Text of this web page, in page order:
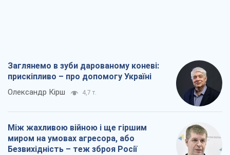
Заглянемо в зуби дарованому коневі:
прискіпливо – про допомогу Україні
Олександр Кірш 4,7 т.
Між жахливою війною і ще гіршим
миром на умовах агресора, або
Безвихідність – теж зброя Росії